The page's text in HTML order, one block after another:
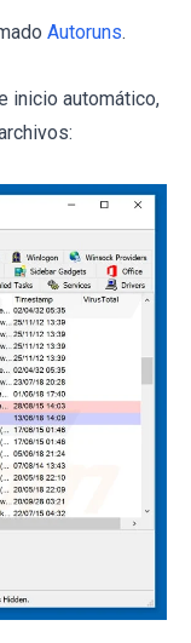
Autoruns.
inicio automático,